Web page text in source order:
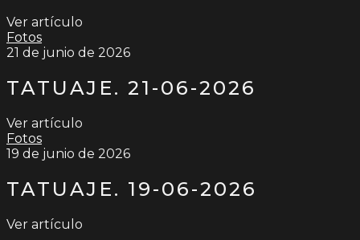
Ver artículo
Fotos
21 de junio de 2026
TATUAJE. 21-06-2026
Ver artículo
Fotos
19 de junio de 2026
TATUAJE. 19-06-2026
Ver artículo